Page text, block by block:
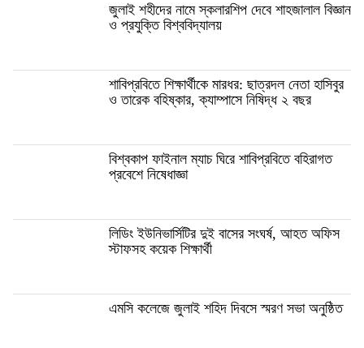
জুলাই শহীদের নামে স্কলারশিপ দেবে শাহজালাল বিজ্ঞান
ও প্রযুক্তি বিশ্ববিদ্যালয়
শাবিপ্রবিতে শিক্ষার্থীকে মারধর: ছাত্রদল নেতা হাসিবুর
ও তারেক বহিষ্কার, ক্যাম্পাসে নিষিদ্ধ ২ বছর
বিশ্বকাপ ফাইনাল ম্যাচ ঘিরে শাবিপ্রবিতে বহিরাগত
প্রবেশে নিষেধাজ্ঞা
লিডিং ইউনিভার্সিটির দুই বাসের সংঘর্ষ, আহত অফিস
স্টাফসহ কয়েক শিক্ষার্থী
এমসি কলেজে জুলাই শহিদ দিবসে স্মরণ সভা অনুষ্ঠিত